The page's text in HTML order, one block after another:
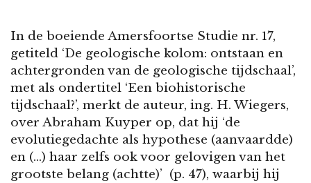
In de boeiende Amersfoortse Studie nr. 17,
getiteld ‘De geologische kolom: ontstaan en
achtergronden van de geologische tijdschaal’,
met als ondertitel ‘Een biohistorische
tijdschaal?’, merkt de auteur, ing. H. Wiegers,
over Abraham Kuyper op, dat hij ‘de
evolutiegedachte als hypothese (aanvaardde)
en (…) haar zelfs ook voor gelovigen van het
grootste belang (achtte)’ (p. 47), waarbij hij